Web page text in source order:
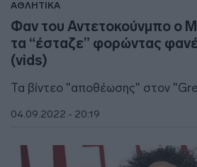
ΑΘΛΗΤΙΚΑ
Φαν του Αντετοκούνμπο ο
τα “έσταζε” φορώντας
(vids)
Τα βίντεο "αποθέωσης" στον
04.09.2022 - 20:19